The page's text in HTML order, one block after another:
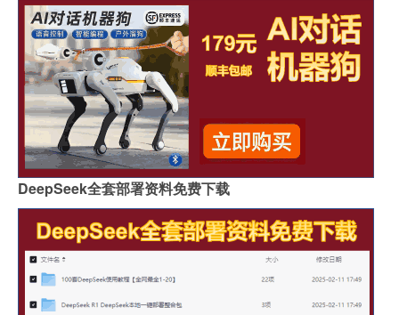
DeepSeek全套部署资料免费下载